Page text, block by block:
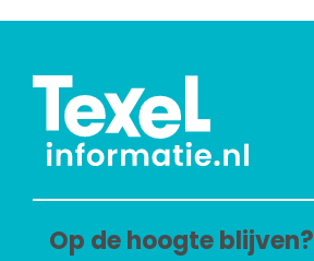
Op de hoogte blijven?